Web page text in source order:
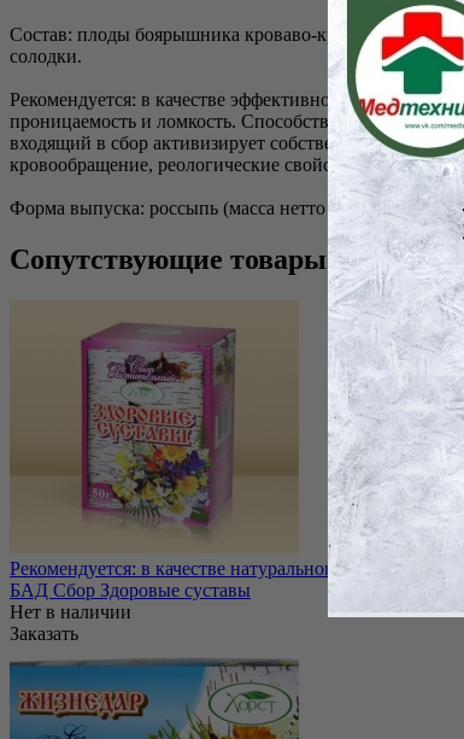
Состав: плоды боярышника кроваво-красного,
солодки.
Рекомендуется: в качестве эффективного
проницаемость и ломкость. Способствует
входящий в сбор активизирует собственный
кровообращение, реологические свойства крови и
Форма выпуска: россыпь (масса нетто 50г), фильтр-
Сопутствующие товары
Рекомендуется: в качестве натурального средства
БАД Сбор Здоровые суставы
Нет в наличии
Заказать